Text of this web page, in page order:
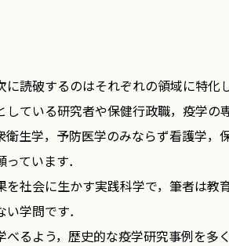
読破するのはそれぞれの領域に特
ている研究者や保健行政職，疫学
生学，予防医学のみならず看護学
ています．
社会に生かす実践科学で，筆者は
学問です．
るよう，歴史的な疫学研究事例を